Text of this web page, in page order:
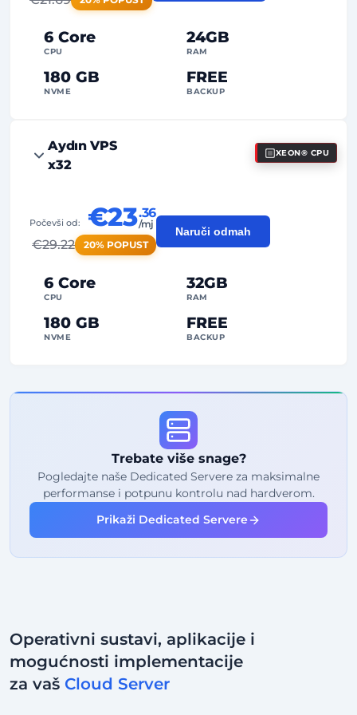
24/7 Stručna podrška
Namjenska
6 Core
CPU
24GB
RAM
180 GB
NVME
FREE
BACKUP
99%
2Točke za sigurnosno kopiranje
24/7Stručna podrška
Namjenska
Aydın VPS
x32
XEON® CPU
6 Core
CPU
32GB
RAM
180 GB
NVME
FREE
BACKUP
Počevši od: €23.36
/mj
€29.22 20% POPUST
Naruči odmah
Poštena upotreba (Fair Usage)
Točke za sigurnosno kopiranje
24/7Stručna podrška
NamjenskaIP adresa
Trebate više snage?
Pogledajte naše Dedicated Servere za maksimalne
performanse i potpunu kontrolu nad hardverom.
Prikaži Dedicated Servere
Operativni sustavi, aplikacije i
mogućnosti implementacije
za vaš Cloud Server